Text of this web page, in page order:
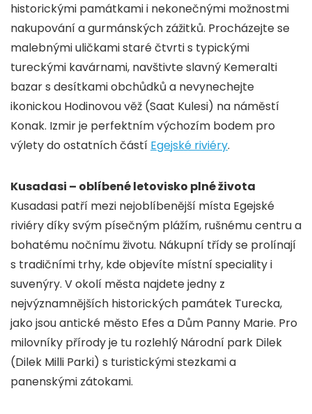
historickými památkami i nekonečnými možnostmi
nakupování a gurmánských zážitků. Procházejte se
malebnými uličkami staré čtvrti s typickými
tureckými kavárnami, navštivte slavný Kemeralti
bazar s desítkami obchůdků a nevynechejte
ikonickou Hodinovou věž (Saat Kulesi) na náměstí
Konak. Izmir je perfektním výchozím bodem pro
výlety do ostatních částí Egejské riviéry.
Kusadasi – oblíbené letovisko plné života
Kusadasi patří mezi nejoblíbenější místa Egejské
riviéry díky svým písečným plážím, rušnému centru a
bohatému nočnímu životu. Nákupní třídy se prolínají
s tradičními trhy, kde objevíte místní speciality i
suvenýry. V okolí města najdete jedny z
nejvýznamnějších historických památek Turecka,
jako jsou antické město Efes a Dům Panny Marie. Pro
milovníky přírody je tu rozlehlý Národní park Dilek
(Dilek Milli Parki) s turistickými stezkami a
panenskými zátokami.